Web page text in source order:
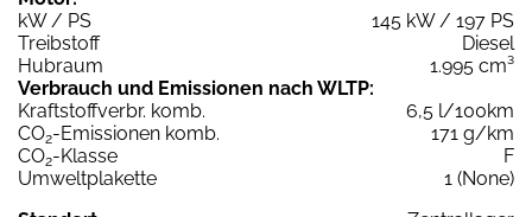
kW / PS
145 kW / 197 PS
Treibstoff
Diesel
Hubraum
1.995 cm³
Verbrauch und Emissionen nach WLTP:
Kraftstoffverbr. komb.
6,5 l/100km
CO2-Emissionen komb.
171 g/km
CO2-Klasse
F
Umweltplakette
1 (None)